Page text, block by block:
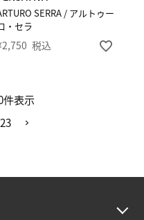
SERRA / アルトゥー
・セラ
2,750 税込
件表示
23